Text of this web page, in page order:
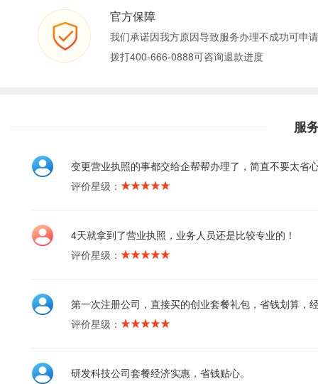
官方保障
我们承诺因我方原因导致服务办理不成功可申
拨打400-666-0888可咨询退款进度
服
变更营业执照的事都交给企帮帮办理了，简直不要太省
评价星级：
4天就拿到了营业执照，业务人员还是比较专业的！
评价星级：
第一次注册公司，直接买的创业套餐礼包，省钱划算，
评价星级：
研发科技公司套餐经济实惠，省钱贴心。